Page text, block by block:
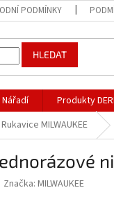
PODMÍNKY
HLEDAT
Nářadí Produkty
Rukavice MILWAUKEE
Značka: MILWAUKEE